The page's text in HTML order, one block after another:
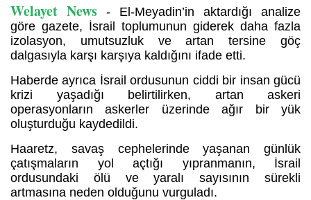
Welayet News - El-Meyadin’in aktardığı analize
göre gazete, İsrail toplumunun giderek daha fazla
izolasyon, umutsuzluk ve artan tersine göç
dalgasıyla karşı karşıya kaldığını ifade etti.
Haberde ayrıca İsrail ordusunun ciddi bir insan gücü
krizi yaşadığı belirtilirken, artan askeri
operasyonların askerler üzerinde ağır bir yük
oluşturduğu kaydedildi.
Haaretz, savaş cephelerinde yaşanan günlük
çatışmaların yol açtığı yıpranmanın, İsrail
ordusundaki ölü ve yaralı sayısının sürekli
artmasına neden olduğunu vurguladı.